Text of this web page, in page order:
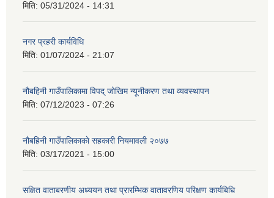
मिति: 05/31/2024 - 14:31
नगर प्रहरी कार्यविधि
मिति: 01/07/2024 - 21:07
नौबहिनी गाउँपालिकामा विपद् जोखिम न्यूनीकरण तथा व्यवस्थापन
मिति: 07/12/2023 - 07:26
नौबहिनी गाउँपालिकाकाे सहकारी नियमावली २०७७
मिति: 03/17/2021 - 15:00
सक्षित वाताबरणीय अध्ययन तथा प्रारम्भिक वातावरणिय परिक्षण कार्यबिधि